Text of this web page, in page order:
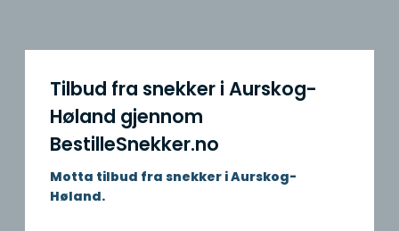
Tilbud fra snekker i Aurskog-
Høland gjennom
BestilleSnekker.no
Motta tilbud fra snekker i Aurskog-
Høland.